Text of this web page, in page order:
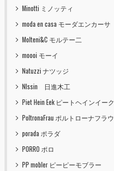
Minotti ミノッティ
moda en casa モーダエンカーサ
Molteni&C モルテー二
moooi モーイ
Natuzzi ナツッジ
NIssin 日進木工
Piet Hein Eek ピートヘインイーク
PoltronaFrau ポルトローナフラウ
porada ポラダ
PORRO ポロ
PP mobler ピーピーモブラー